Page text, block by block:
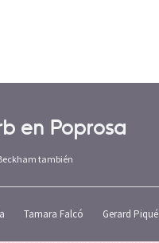
en Poprosa
también
Tamara Falcó Gerard Piqué